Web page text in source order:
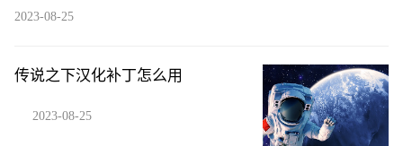
2023-08-25
传说之下汉化补丁怎么用
2023-08-25